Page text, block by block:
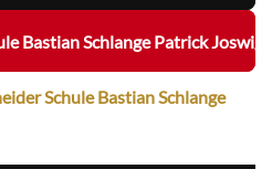
Bastian Schlange Patrick Joswig
Schule Bastian Schlange